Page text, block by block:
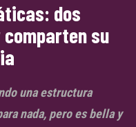
dos
su
una estructura
nada, pero es bella y